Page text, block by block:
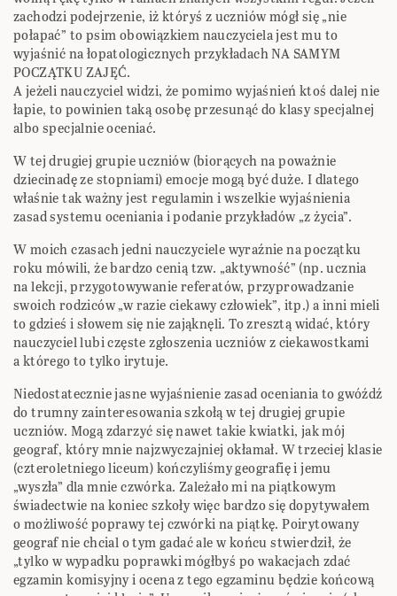
zachodzi podejrzenie, iż któryś z uczniów mógł się „nie
połapać” to psim obowiązkiem nauczyciela jest mu to
wyjaśnić na łopatologicznych przykładach NA SAMYM
POCZĄTKU ZAJĘĆ.
A jeżeli nauczyciel widzi, że pomimo wyjaśnień ktoś dalej nie
łapie, to powinien taką osobę przesunąć do klasy specjalnej
albo specjalnie oceniać.
W tej drugiej grupie uczniów (biorących na poważnie
dziecinadę ze stopniami) emocje mogą być duże. I dlatego
właśnie tak ważny jest regulamin i wszelkie wyjaśnienia
zasad systemu oceniania i podanie przykładów „z życia”.
W moich czasach jedni nauczyciele wyraźnie na początku
roku mówili, że bardzo cenią tzw. „aktywność” (np. ucznia
na lekcji, przygotowywanie referatów, przyprowadzanie
swoich rodziców „w razie ciekawy człowiek”, itp.) a inni mieli
to gdzieś i słowem się nie zająknęli. To zresztą widać, który
nauczyciel lubi częste zgłoszenia uczniów z ciekawostkami
a którego to tylko irytuje.
Niedostatecznie jasne wyjaśnienie zasad oceniania to gwóźdź
do trumny zainteresowania szkołą w tej drugiej grupie
uczniów. Mogą zdarzyć się nawet takie kwiatki, jak mój
geograf, który mnie najzwyczajniej okłamał. W trzeciej klasie
(czteroletniego liceum) kończyliśmy geografię i jemu
„wyszła” dla mnie czwórka. Zależało mi na piątkowym
świadectwie na koniec szkoły więc bardzo się dopytywałem
o możliwość poprawy tej czwórki na piątkę. Poirytowany
geograf nie chcial o tym gadać ale w końcu stwierdził, że
„tylko w wypadku poprawki mógłbyś po wakacjach zdać
egzamin komisyjny i ocena z tego egzaminu będzie końcową